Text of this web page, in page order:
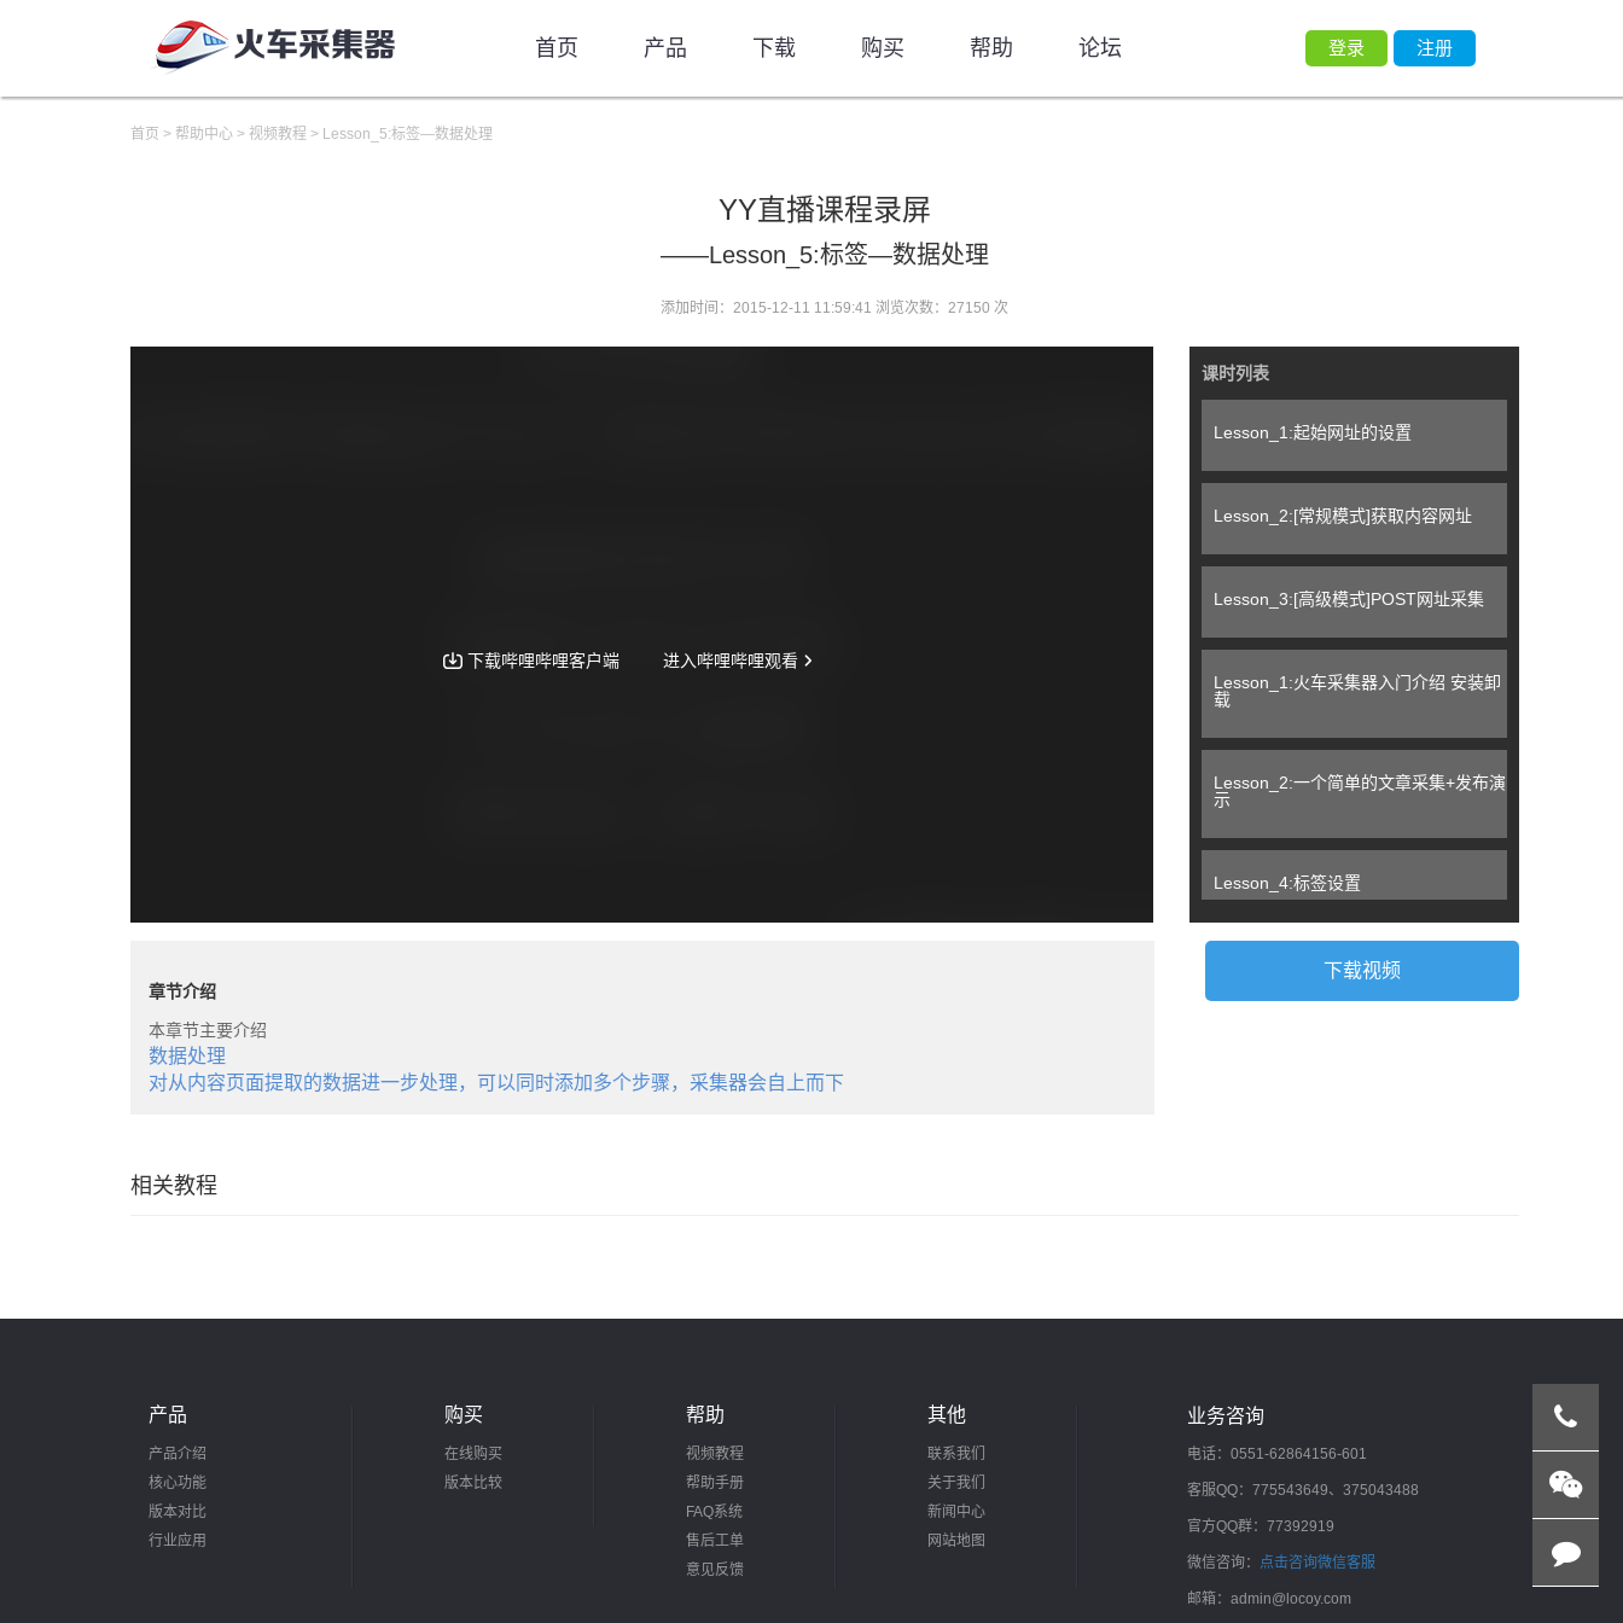
首页 产品 下载 购买 帮助 论坛 注册
登录
首页 > 帮助中心 > 视频教程 > Lesson_5:标签—数据处理
YY直播课程录屏
——Lesson_5:标签—数据处理
添加时间：2015-12-11 11:59:41 浏览次数：27150 次
课时列表
Lesson_1:起始网址的设置
Lesson_2:[常规模式]获取内容网址
Lesson_3:[高级模式]POST网址采集
Lesson_1:火车采集器入门介绍 安装卸
载
Lesson_2:一个简单的文章采集+发布演
示
Lesson_4:标签设置
Lesson_5:标签—数据处理
集操作
操作之web发布模块
YY直播培训课程-火车采集器V9.3发布
操作之保存本地文件
YY直播培训课程-火车采集器V9.3发布
章节介绍
本章节主要介绍
数据处理
对从内容页面提取的数据进一步处理，可以同时添加多个步骤，采集器会自上而下
下载视频
相关教程
产品
产品介绍
核心功能
版本对比
行业应用
购买
在线购买
版本比较
帮助
视频教程
帮助手册
FAQ系统
售后工单
意见反馈
其他
联系我们
关于我们
新闻中心
网站地图
业务咨询
电话：0551-62864156-601
客服QQ：775543649、375043488
官方QQ群：77392919
微信咨询： 点击咨询微信客服
邮箱：admin@locoy.com